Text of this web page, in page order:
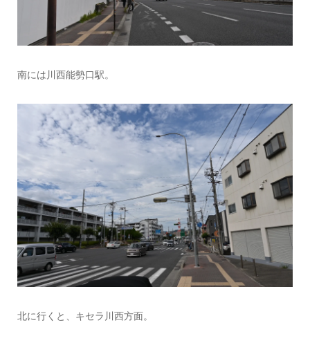
南には川西能勢口駅。
北に行くと、キセラ川西方面。